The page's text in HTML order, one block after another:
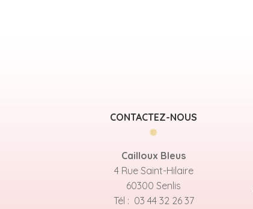
CONTACTEZ-NOUS
Cailloux Bleus
4 Rue Saint-Hilaire
60300 Senlis
Tél : 03 44 32 26 37